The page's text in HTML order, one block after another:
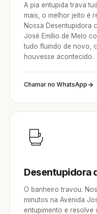
A pia entupida trava
mais, o melhor jeito é
Nossa Desentupidora
José Emílio de Melo
tudo fluindo de novo,
houvesse acontecido.
Chamar no WhatsApp
Desentupidora
O banheiro travou.
minutos na Avenida
entupimento e resolve